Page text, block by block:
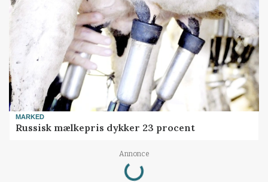
MARKED
Russisk mælkepris dykker 23 procent
Annonce
Loading...